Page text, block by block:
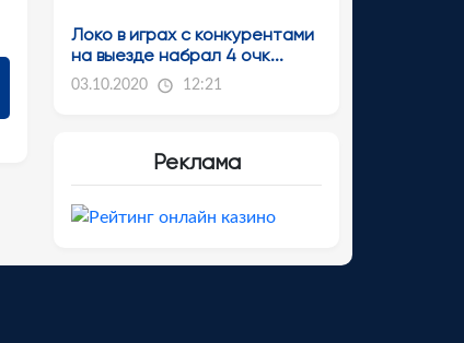
Локо в играх с конкурентами
на выезде набрал 4 очк...
03.10.2020 12:21
Реклама